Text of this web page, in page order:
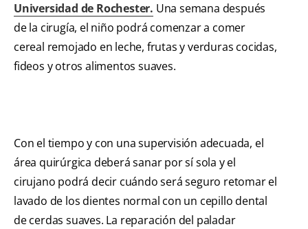
Universidad de Rochester. Una semana después
de la cirugía, el niño podrá comenzar a comer
cereal remojado en leche, frutas y verduras cocidas,
fideos y otros alimentos suaves.
Con el tiempo y con una supervisión adecuada, el
área quirúrgica deberá sanar por sí sola y el
cirujano podrá decir cuándo será seguro retomar el
lavado de los dientes normal con un cepillo dental
de cerdas suaves. La reparación del paladar